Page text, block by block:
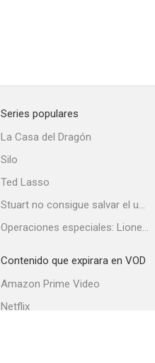
Series populares
La Casa del Dragón
Silo
Ted Lasso
Stuart no consigue salvar el universo
Operaciones especiales: Lioness
Contenido que expirara en VOD
Amazon Prime Video
Netflix